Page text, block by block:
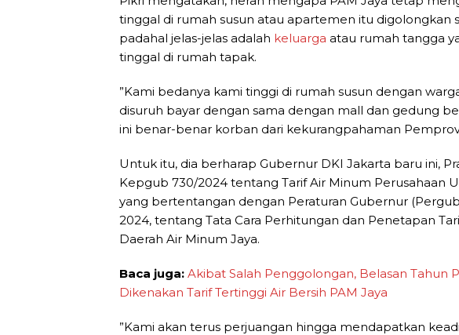
tinggal di rumah susun atau apartemen itu digolongkan
padahal jelas-jelas adalah keluarga atau rumah tangga
tinggal di rumah tapak.
”Kami bedanya kami tinggi di rumah susun dengan
disuruh bayar dengan sama dengan mall dan gedung
ini benar-benar korban dari kekurangpahaman Pemprov
Untuk itu, dia berharap Gubernur DKI Jakarta baru ini,
Kepgub 730/2024 tentang Tarif Air Minum Perusahaan
yang bertentangan dengan Peraturan Gubernur
2024, tentang Tata Cara Perhitungan dan Penetapan
Daerah Air Minum Jaya.
Baca juga: Akibat Salah Penggolongan, Belasan Tahun
Dikenakan Tarif Tertinggi Air Bersih PAM Jaya
”Kami akan terus perjuangan hingga mendapatkan